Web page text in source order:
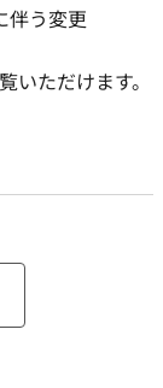
伴う変更
いただけます。